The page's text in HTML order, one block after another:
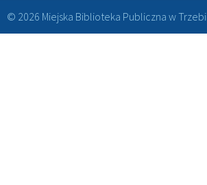
© 2026 Miejska Biblioteka Publiczna w